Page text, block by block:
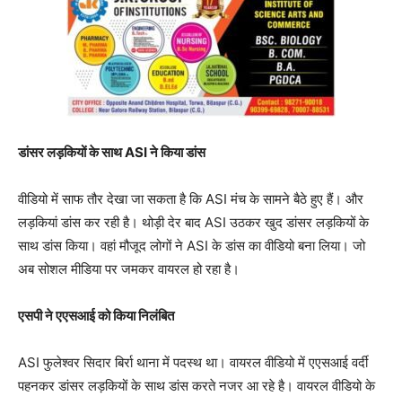
डांसर लड़कियों के साथ ASI ने किया डांस
वीडियो में साफ तौर देखा जा सकता है कि ASI मंच के सामने बैठे हुए हैं। और
लड़कियां डांस कर रही है। थोड़ी देर बाद ASI उठकर खुद डांसर लड़कियों के
साथ डांस किया। वहां मौजूद लोगों ने ASI के डांस का वीडियो बना लिया। जो
अब सोशल मीडिया पर जमकर वायरल हो रहा है।
एसपी ने एएसआई को किया निलंबित
ASI फुलेश्वर सिदार बिर्रा थाना में पदस्थ था। वायरल वीडियो में एएसआई वर्दी
पहनकर डांसर लड़कियों के साथ डांस करते नजर आ रहे है। वायरल वीडियो के